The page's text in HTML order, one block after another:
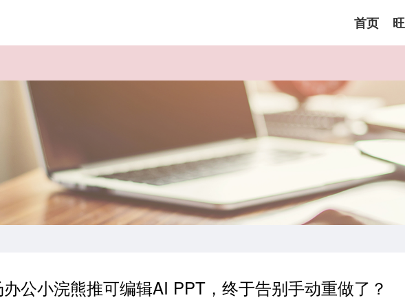
首页
公小浣熊推可编辑AI PPT，终于告别手动重做了？